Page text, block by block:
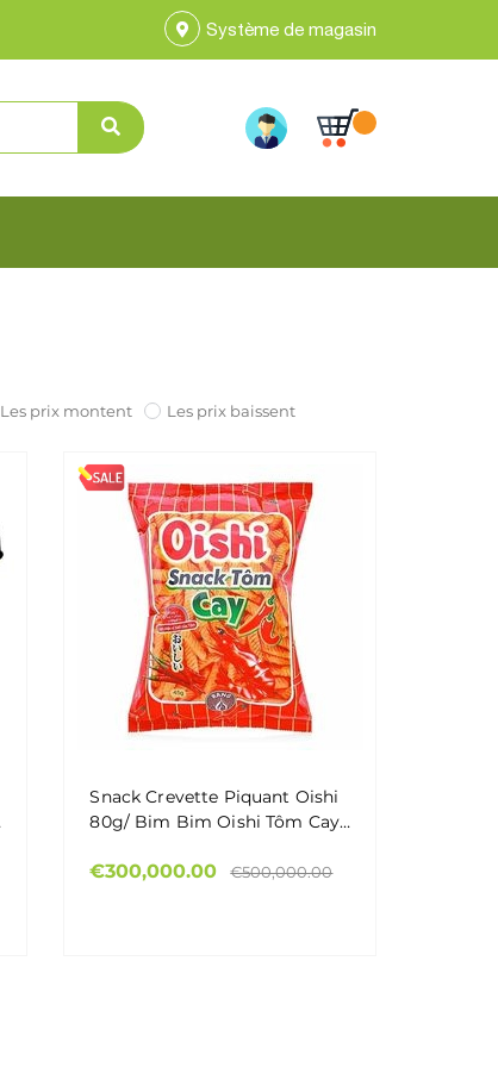
Système de magasin
Les prix montent Les prix baissent
Snack Crevette Piquant Oishi
80g/ Bim Bim Oishi Tôm Cay
€300,000.00 €500,000.00